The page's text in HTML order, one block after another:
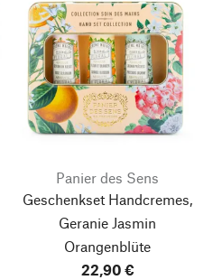
Panier des Sens
Geschenkset Handcremes,
Geranie Jasmin
Orangenblüte
22,90 €